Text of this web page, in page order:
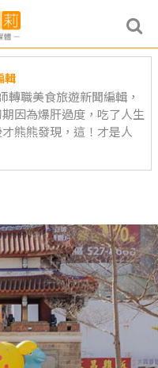
輯
轉職美食旅遊新聞編輯，
因為爆肝過度，吃了人生
熊熊發現，這！才是人